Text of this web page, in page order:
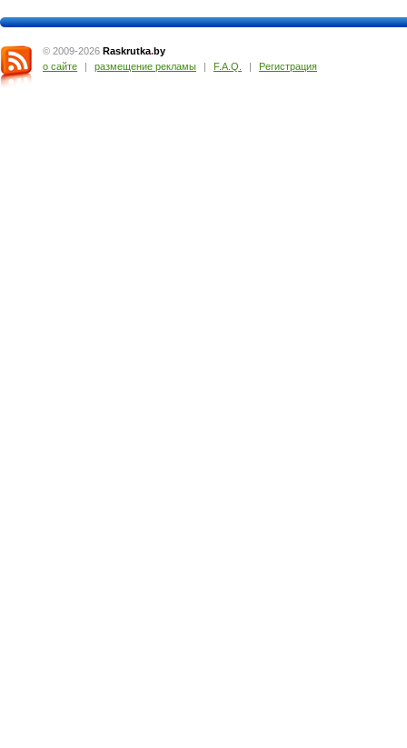
© 2009-2026 Raskrutka.by
о сайте
| размещение рекламы | F.A.Q. | Регистрация